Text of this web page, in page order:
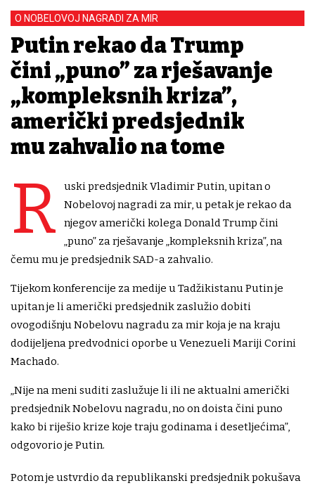
O NOBELOVOJ NAGRADI ZA MIR
Putin rekao da Trump
čini „puno” za rješavanje
„kompleksnih kriza”,
američki predsjednik
mu zahvalio na tome
R
uski predsjednik Vladimir Putin, upitan o
Nobelovoj nagradi za mir, u petak je rekao da
njegov američki kolega Donald Trump čini
„puno” za rješavanje „kompleksnih kriza”, na
čemu mu je predsjednik SAD-a zahvalio.
Tijekom konferencije za medije u Tadžikistanu Putin je
upitan je li američki predsjednik zaslužio dobiti
ovogodišnju Nobelovu nagradu za mir koja je na kraju
dodijeljena predvodnici oporbe u Venezueli Mariji Corini
Machado.
„Nije na meni suditi zaslužuje li ili ne aktualni američki
predsjednik Nobelovu nagradu, no on doista čini puno
kako bi riješio krize koje traju godinama i desetljećima”,
odgovorio je Putin.
Potom je ustvrdio da republikanski predsjednik pokušava